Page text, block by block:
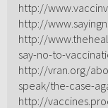
http://
http://
http://
say-no-to-
http://vran.org/
speak/the-case-
http://